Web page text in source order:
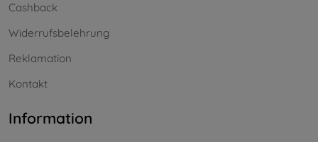
Cashback
Widerrufsbelehrung
Reklamation
Kontakt
Information